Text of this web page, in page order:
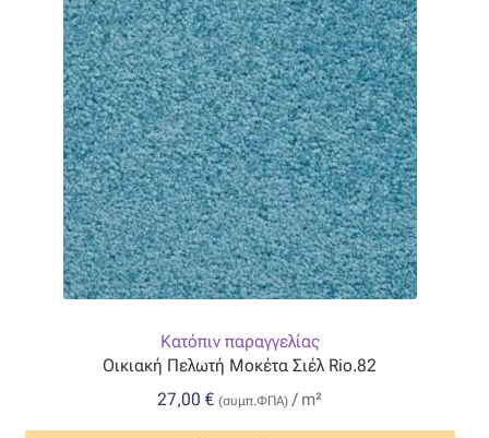
Κατόπιν παραγγελίας
Οικιακή Πελωτή Μοκέτα Σιέλ Rio.82
27,00€ (συμπ.ΦΠΑ) / m²